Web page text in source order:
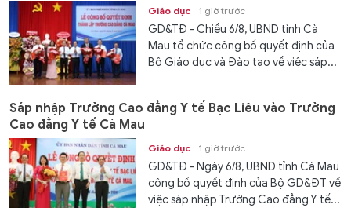
Giáo dục 1 giờ trước
GD&TĐ - Chiều 6/8, UBND tỉnh Cà
Mau tổ chức công bố quyết định của
Bộ Giáo dục và Đào tạo về việc sáp...
Sáp nhập Trường Cao đẳng Y tế Bạc Liêu vào Trường
Cao đẳng Y tế Cà Mau
Giáo dục 1 giờ trước
GD&TĐ - Ngày 6/8, UBND tỉnh Cà Mau
công bố quyết định của Bộ GD&ĐT về
việc sáp nhập Trường Cao đẳng Y tế...